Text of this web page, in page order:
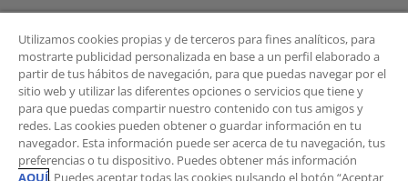
BOLETÍN
Utilizamos cookies propias y de terceros para fines analíticos, para
mostrarte publicidad personalizada en base a un perfil elaborado a
partir de tus hábitos de navegación, para que puedas navegar por el
sitio web y utilizar las diferentes opciones o servicios que tiene y
para que puedas compartir nuestro contenido con tus amigos y
redes. Las cookies pueden obtener o guardar información en tu
navegador. Esta información puede ser acerca de tu navegación, tus
preferencias o tu dispositivo. Puedes obtener más información
AQUÍ. Puedes aceptar todas las cookies pulsando el botón “Aceptar